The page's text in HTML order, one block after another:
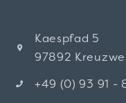
Kaespfad 5
97892
+49 (0) 93 91 -